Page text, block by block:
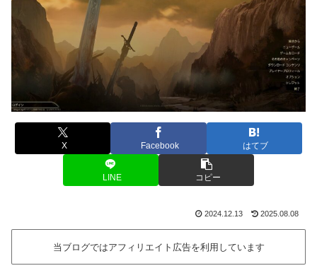
X Facebook はてブ
LINE コピー
2024.12.13 2025.08.08
当ブログではアフィリエイト広告を利用しています